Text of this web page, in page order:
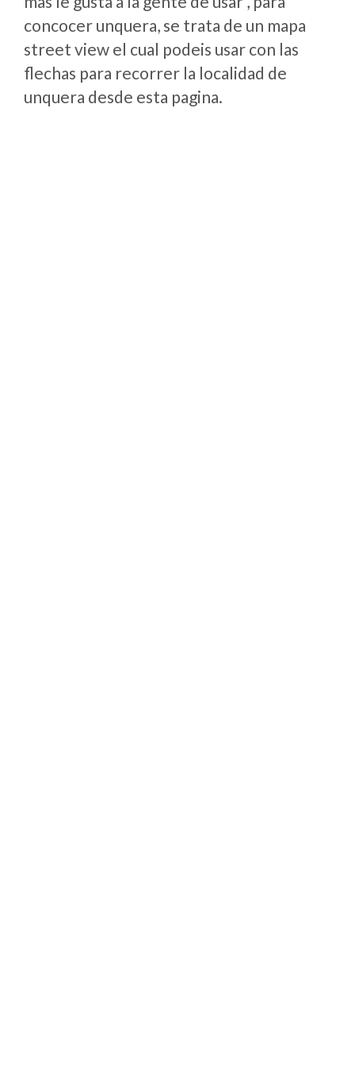
concocer unquera, se trata de un mapa
street view el cual podeis usar con las
flechas para recorrer la localidad de
unquera desde esta pagina.